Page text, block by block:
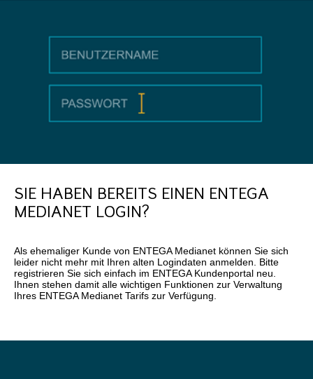
SIE HABEN BEREITS EINEN ENTEGA
MEDIANET LOGIN?
Als ehemaliger Kunde von ENTEGA Medianet können Sie sich
leider nicht mehr mit Ihren alten Logindaten anmelden. Bitte
registrieren Sie sich einfach im ENTEGA Kundenportal neu.
Ihnen stehen damit alle wichtigen Funktionen zur Verwaltung
Ihres ENTEGA Medianet Tarifs zur Verfügung.